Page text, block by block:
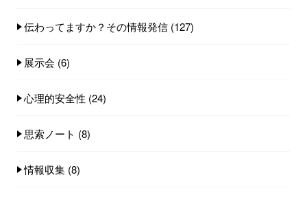
伝わってますか？その情報発信 (127)
展示会 (6)
心理的安全性 (24)
思索ノート (8)
情報収集 (8)